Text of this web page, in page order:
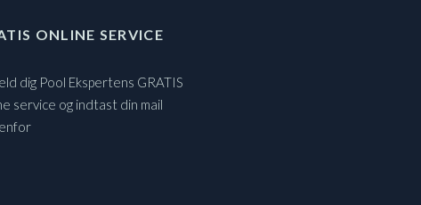
ONLINE SERVICE
dig Pool Ekspertens GRATIS
service og indtast din mail